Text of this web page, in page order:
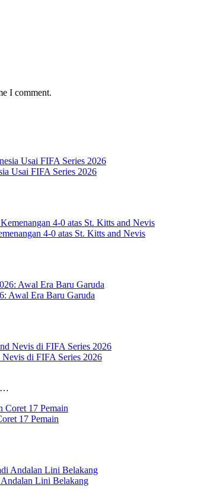
I comment.
Usai FIFA Series 2026
4-0 atas St. Kitts and Nevis
Awal Era Baru Garuda
di FIFA Series 2026
17 Pemain
Lini Belakang